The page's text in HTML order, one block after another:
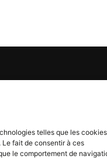
telles que les cookies
fait de consentir à ces
le comportement de
chaque semaine
2015, dans les